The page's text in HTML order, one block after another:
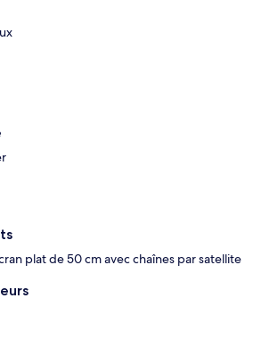
plat de 50 cm avec chaînes par satellite